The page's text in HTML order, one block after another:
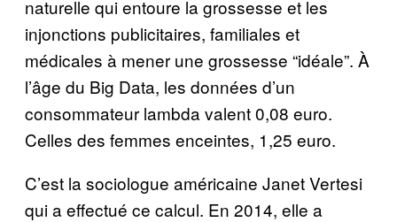
naturelle qui entoure la grossesse et les
injonctions publicitaires, familiales et
médicales à mener une grossesse “idéale”. À
l’âge du Big Data, les données d’un
consommateur lambda valent 0,08 euro.
Celles des femmes enceintes, 1,25 euro.
C’est la sociologue américaine Janet Vertesi
qui a effectué ce calcul. En 2014, elle a